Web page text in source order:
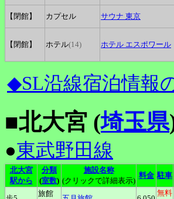
【閉館】 カプセル サウナ 東京
【閉館】 ホテル(14) ホテル エスポワール
◆SL沿線宿泊情報
■北大宮 (埼玉県
●東武野田線
北大宮
駅から
分類
(室数)
施設名称
(クリックで詳細表示)
料金 駐車
旅館
無料